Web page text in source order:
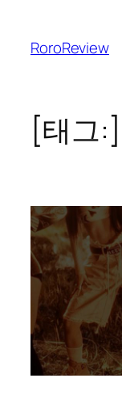
RoroReview
[태그:]